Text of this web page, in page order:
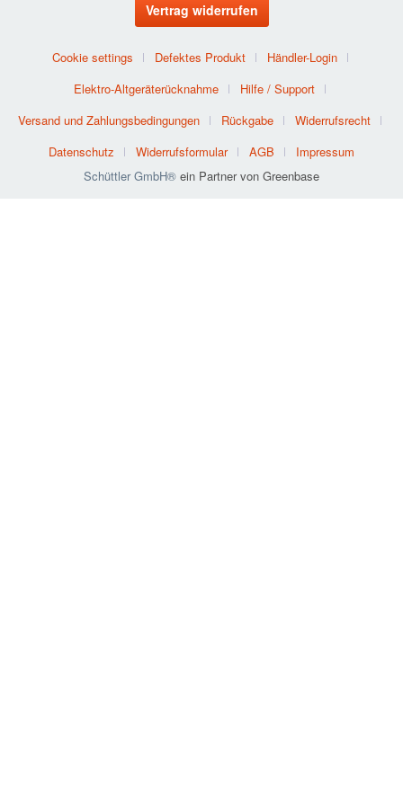
Vertrag widerrufen
Cookie settings Defektes Produkt
Händler-Login
Elektro-Altgeräterücknahme
Hilfe / Support
Versand und Zahlungsbedingungen
Rückgabe
Widerrufsrecht
Datenschutz
Widerrufsformular AGB
Impressum
Schüttler GmbH® ein Partner von Greenbase